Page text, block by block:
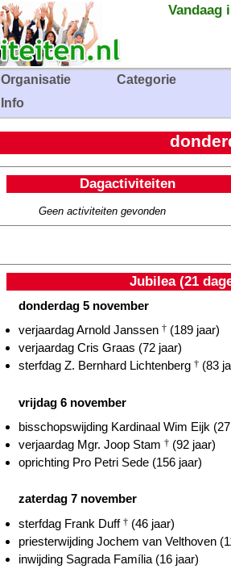
Vandaag
Organisatie
Categorie
Info
Dagactiviteiten
Geen activiteiten gevonden
Jubilea (21
donderdag 5 november
verjaardag Arnold Janssen † (189 jaar)
verjaardag Cris Graas (72 jaar)
sterfdag Z. Bernhard Lichtenberg † (83
vrijdag 6 november
bisschopswijding Kardinaal Wim Eijk
verjaardag Mgr. Joop Stam † (92 jaar)
oprichting Pro Petri Sede (156 jaar)
zaterdag 7 november
sterfdag Frank Duff † (46 jaar)
priesterwijding Jochem van Velthoven
inwijding Sagrada Família (16 jaar)